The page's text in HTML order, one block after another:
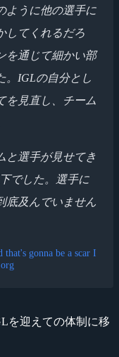
ように他の選手に
してくれるだろ
を通じて細かい部
。IGLの自分とし
を見直し、チーム
と選手が見せてき
でした。選手に
底及んでいません
gonna be a scar I
を迎えての体制に移